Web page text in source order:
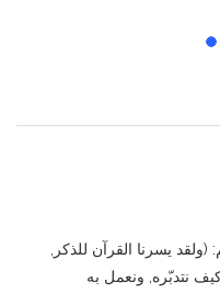
يسرنا القرآن للذكر,
نتدبّره, ونعمل به